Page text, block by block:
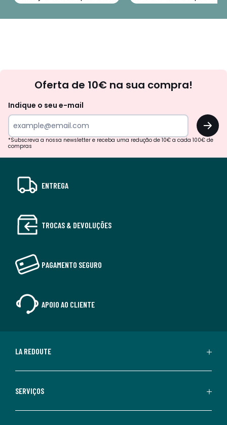
Oferta de 10€ na sua compra!
Indique o seu e-mail
OK
*Subscreva a nossa newsletter e receba uma redução de 10€ a cada 100€ de
compras
ENTREGA
TROCAS & DEVOLUÇÕES
PAGAMENTO SEGURO
APOIO AO CLIENTE
LA REDOUTE
SERVIÇOS